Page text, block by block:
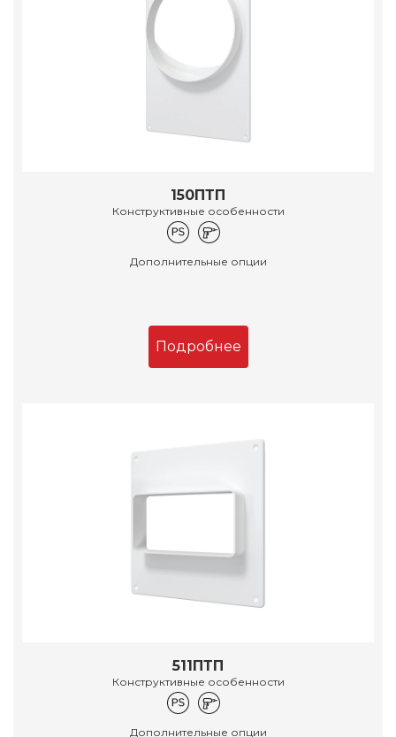
150ПТП
Конструктивные особенности
Дополнительные опции
Подробнее
511ПТП
Конструктивные особенности
Дополнительные опции